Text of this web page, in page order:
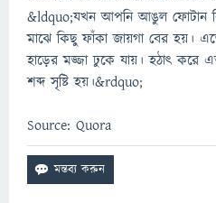
&ldquo;যখন আপনি আঙুল ফোটান
মাঝে কিছু ফাঁকা জায়গা বের হয়।
হাড়ের মজ্জা ঢুকে যায়। হঠাৎ করে
শব্দ সৃষ্টি হয়।&rdquo;
Source: Quora